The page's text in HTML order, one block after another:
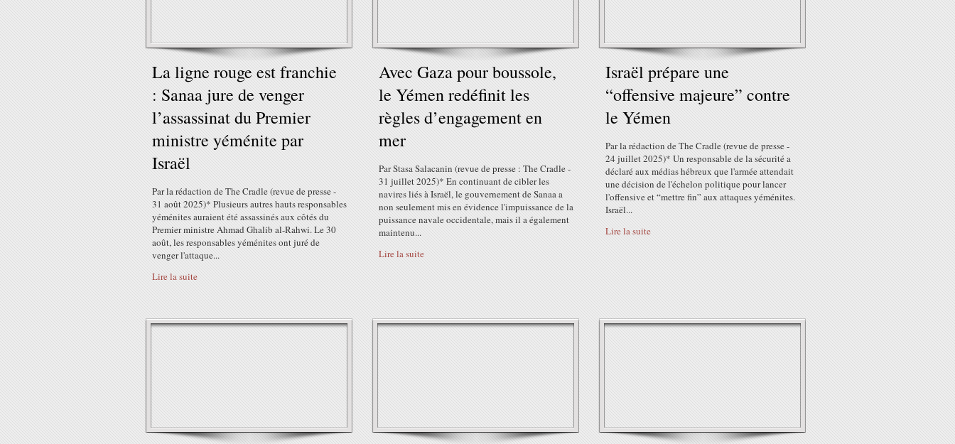
La ligne rouge est franchie
: Sanaa jure de venger
l’assassinat du Premier
ministre yéménite par
Israël
Par la rédaction de The Cradle (revue de presse -
31 août 2025)* Plusieurs autres hauts responsables
yéménites auraient été assassinés aux côtés du
Premier ministre Ahmad Ghalib al-Rahwi. Le 30
août, les responsables yéménites ont juré de
venger l'attaque...
Lire la suite
Avec Gaza pour boussole,
le Yémen redéfinit les
règles d’engagement en
mer
Par Stasa Salacanin (revue de presse : The Cradle -
31 juillet 2025)* En continuant de cibler les
navires liés à Israël, le gouvernement de Sanaa a
non seulement mis en évidence l'impuissance de la
puissance navale occidentale, mais il a également
maintenu...
Lire la suite
Israël prépare une
“offensive majeure” contre
le Yémen
Par la rédaction de The Cradle (revue de presse -
24 juillet 2025)* Un responsable de la sécurité a
déclaré aux médias hébreux que l'armée attendait
une décision de l'échelon politique pour lancer
l'offensive et “mettre fin” aux attaques yéménites.
Israël...
Lire la suite